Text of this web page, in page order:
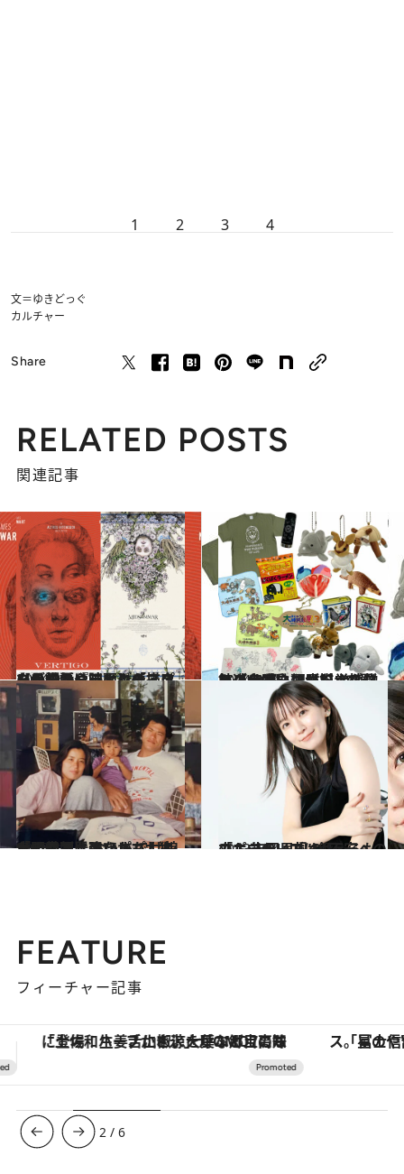
1 2 3 4
文＝ゆきどっぐ
カルチャー
Share
RELATED POSTS
関連記事
2024.9.3
【最初から読む】「描きたい俳優はジェシー・プレモンスやティルダ・スウィントン」ヒグチユウコが語る『映画とポスターのお話』
カルチャー 2024.6.5
ヒグチユウコが描くクジラの心臓!? 国立科学博物館【大哺乳類展3】で 買い逃せないオリジナルグッズ10選
カルチャー
2023.4.3
「人前では強いかもしれないけど、 おうちではシャイで不器用なパパ」 娘が明かす、アントニオ猪木の素顔
ライフスタイル 2023.10.1
「ポジティブは鍛えるもの」 吉岡里帆の“不安への立ち向かい方”
カルチャー
FEATURE
フィーチャー記事
「星のや富士」でデジタルデトックス。冨士信仰の歴史を辿り、心身を調える。
3 /6